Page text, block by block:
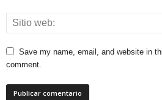
Save my name, email, and website in
comment.